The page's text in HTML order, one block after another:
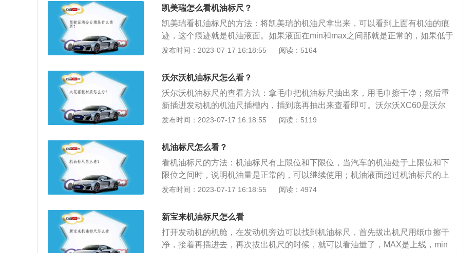
路径，因而要求油尺插入时的形变能在抽出来时回弹复原。需要注意的是，机油
不是越多越好，油液液面越高，其实发动机的阻力越大。
凯美瑞怎么看机油标尺？
凯美瑞看机油标尺的方法：将凯美瑞的机油尺拿出来，可以看到上面有机油的痕
迹，这个痕迹就是机油液面。如果液面在min和max之间那就是正常的，如果低于
min，那就要加机油。机油不是越多越好，油液液面越高，其实发动机的阻力越
90牛米，与发动机匹配的是4速手自一体自动变速箱。凯美瑞的车身尺寸长宽高
分别为4825mm、1820mm、1485mm，轴距为2775mm。
发布时间：2023-07-17 16:18:55 阅读：5164
沃尔沃机油标尺怎么看？
沃尔沃机油标尺的查看方法：拿毛巾把机油标尺抽出来，用毛巾擦干净；然后重
新插进发动机的机油尺插槽内，插到底再抽出来查看即可。沃尔沃XC60是沃尔
沃旗下的一款中型SUV车型，该车的长宽高分别为4688毫米、1902毫米、1658
该发动机的最大马力为190匹，最大扭矩为300牛米，最大功率为140千瓦，最大
功率转速为每分钟5000转，最大扭矩转速为每分钟1700到4000转。
发布时间：2023-07-17 16:18:55 阅读：5119
机油标尺怎么看？
看机油标尺的方法：机油标尺有上限位和下限位，当汽车的机油处于上限位和下
限位之间时，说明机油量是正常的，可以继续使用；机油液面超过机油标尺的上
限时，容易出现积碳增多的情况；机油液面达到机油标尺的下限位时，会造成发
机停止，检查的时候要把车放在平地，拉起手刹，然后再启动发动机，等发动机
的温度正常时再把发动机关掉，这时候等润滑油回到油底壳下面的时候再进行下
一步的动作。
发布时间：2023-07-17 16:18:55 阅读：4974
新宝来机油标尺怎么看
打开发动机的机舱，在发动机旁边可以找到机油标尺，首先拔出机尺用纸巾擦干
净，接着再插进去，再次拔出机尺的时候，就可以看油量了，MAX是上线，min